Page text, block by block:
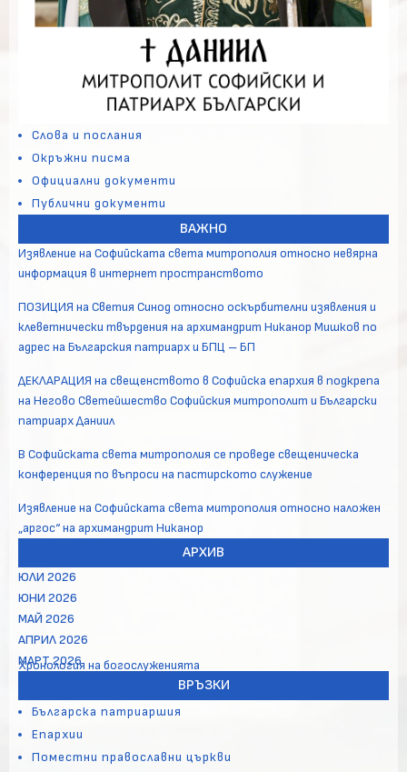
Слова и послания
Окръжни писма
Официални документи
Публични документи
ВАЖНО
Изявление на Софийската света митрополия относно невярна
информация в интернет пространството
ПОЗИЦИЯ на Светия Синод относно оскърбителни изявления и
клеветнически твърдения на архимандрит Никанор Мишков по
адрес на Българския патриарх и БПЦ – БП
ДЕКЛАРАЦИЯ на свещенството в Софийска епархия в подкрепа
на Негово Светейшество Софийския митрополит и Български
патриарх Даниил
В Софийската света митрополия се проведе свещеническа
конференция по въпроси на пастирското служение
Изявление на Софийската света митрополия относно наложен
„аргос“ на архимандрит Никанор
АРХИВ
ЮЛИ 2026
ЮНИ 2026
МАЙ 2026
АПРИЛ 2026
МАРТ 2026
Хронология на богослуженията
ВРЪЗКИ
Българска патриаршия
Епархии
Поместни православни църкви